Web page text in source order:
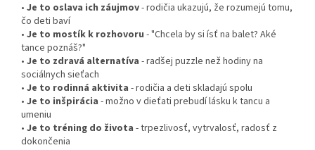
• Je to oslava ich záujmov- rodičia ukazujú, že rozumejú tomu,
čo deti baví
• Je to mostík k rozhovoru - "Chcela by si ísť na balet? Aké
tance poznáš?"
• Je to zdravá alternatíva - radšej puzzle než hodiny na
sociálnych sieťach
• Je to rodinná aktivita - rodičia a deti skladajú spolu
• Je to inšpirácia - možno v dieťati prebudí lásku k tancu a
umeniu
• Je to tréning do života - trpezlivosť, vytrvalosť, radosť z
dokončenia